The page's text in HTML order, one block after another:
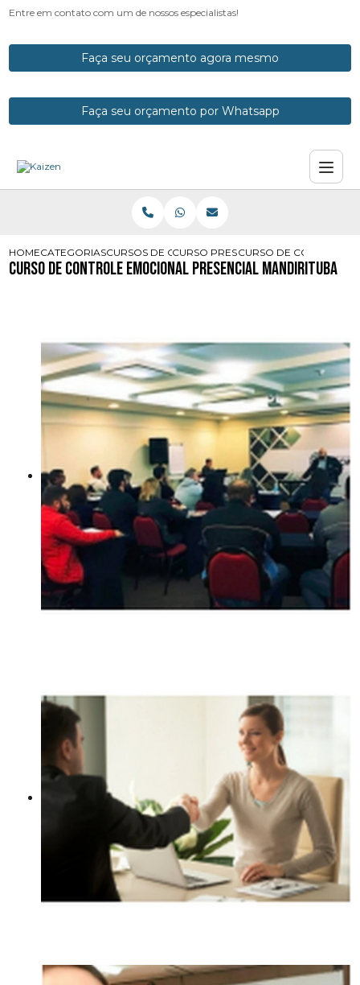
Entre em contato com um de nossos especialistas!
Faça seu orçamento agora mesmo
Faça seu orçamento por Whatsapp
HOMECATEGORIASCURSOS DE CONTROLE EMOCIONAL
CURSO PRESENCIAL DE CONTROLE
CURSO DE CONTROLE
Curso de Controle Emocional Presencial Mandirituba